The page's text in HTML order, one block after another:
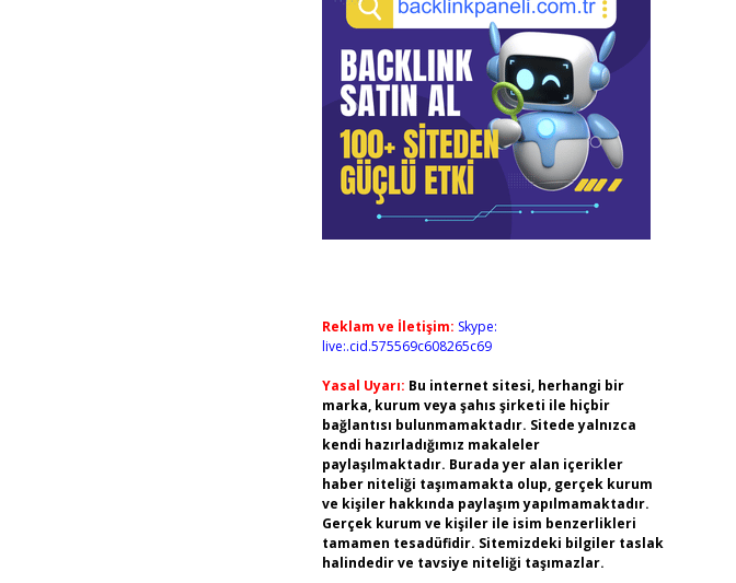
Reklam ve İletişim: Skype:
live:.cid.575569c608265c69
Yasal Uyarı: Bu internet sitesi, herhangi bir
marka, kurum veya şahıs şirketi ile hiçbir
bağlantısı bulunmamaktadır. Sitede yalnızca
kendi hazırladığımız makaleler
paylaşılmaktadır. Burada yer alan içerikler
haber niteliği taşımamakta olup, gerçek kurum
ve kişiler hakkında paylaşım yapılmamaktadır.
Gerçek kurum ve kişiler ile isim benzerlikleri
tamamen tesadüfidir. Sitemizdeki bilgiler taslak
halindedir ve tavsiye niteliği taşımazlar.